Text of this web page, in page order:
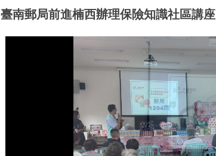
臺南郵局前進楠西辦理保險知識社區講座